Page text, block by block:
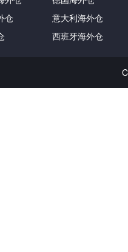
仓
意大利海外仓
西班牙海外仓